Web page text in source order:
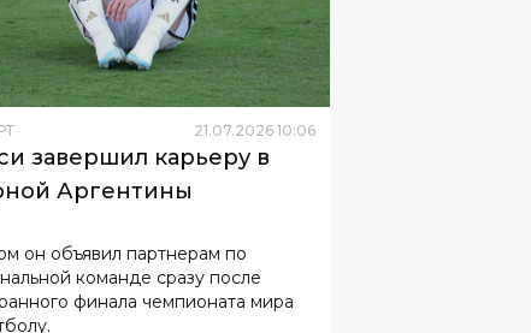
21 07. 2026 10:06
завершил карьеру в
Аргентины
он объявил партнерам по
команде сразу после
финала чемпионата мира